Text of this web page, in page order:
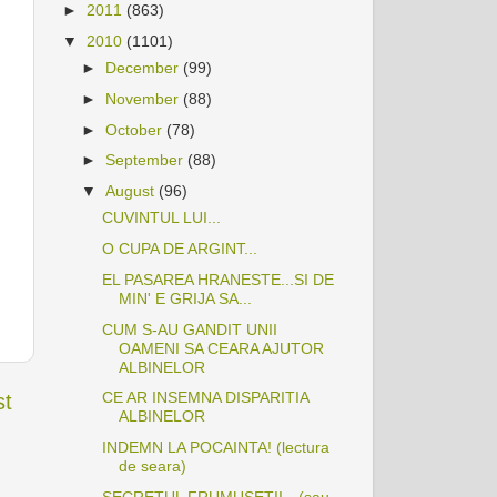
► 2011 (863)
▼ 2010 (1101)
► December (99)
► November (88)
►October (78)
►September (88)
▼August (96)
CUVINTUL LUI...
O CUPA DE ARGINT...
EL PASAREA HRANESTE...SI DE
MIN' E GRIJA SA...
CUM S-AU GANDIT UNII
OAMENI SA CEARA AJUTOR
ALBINELOR
CE AR INSEMNA DISPARITIA
ALBINELOR
INDEMN LA POCAINTA! (lectura
de seara)